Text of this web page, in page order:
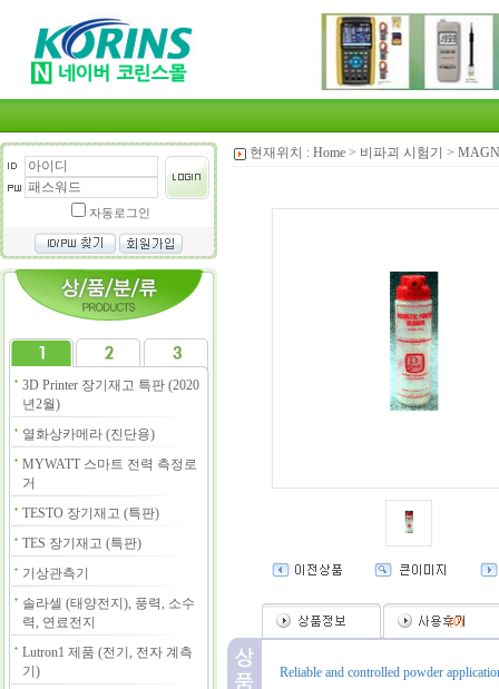
자동로그인
3D Printer 장기재고 특판 (2020
년2월)
열화상카메라 (진단용)
MYWATT 스마트 전력 측정로
거
TESTO 장기재고 (특판)
TES 장기재고 (특판)
기상관측기
솔라셀 (태양전지), 풍력, 소수
력, 연료전지
Lutron1 제품 (전기, 전자 계측
기)
현재위치 : Home > 비파괴 시험기 >
(0)
Reliable and controlled powder